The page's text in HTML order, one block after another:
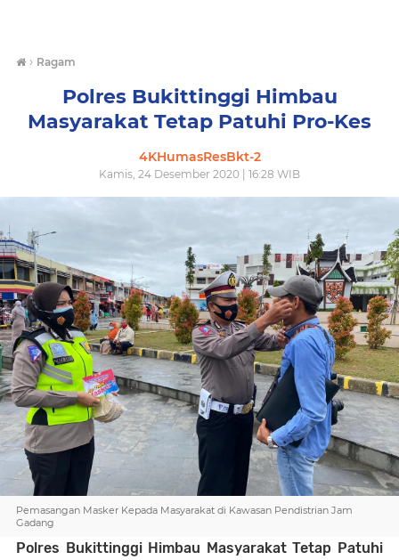
› Ragam
Polres Bukittinggi Himbau
Masyarakat Tetap Patuhi Pro-Kes
4KHumasResBkt-2
Kamis, 24 Desember 2020 | 16:28 WIB
Pemasangan Masker Kepada Masyarakat di Kawasan Pendistrian Jam
Gadang
Polres Bukittinggi Himbau Masyarakat Tetap Patuhi